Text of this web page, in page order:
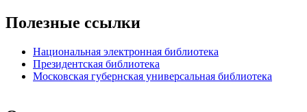
Полезные ссылки
Национальная электронная библиотека
Президентская библиотека
Московская губернская универсальная библиотека